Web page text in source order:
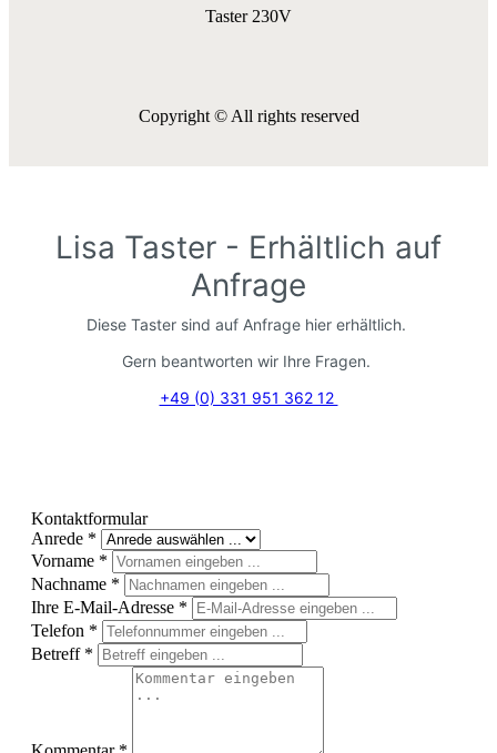
Taster 230V
Copyright © All rights reserved
Lisa Taster - Erhältlich auf
Anfrage
Diese Taster sind auf Anfrage hier erhältlich.
Gern beantworten wir Ihre Fragen.
+49 (0) 331 951 362 12
Kontaktformular
Anrede *
Vorname *
Nachname *
Ihre E-Mail-Adresse *
Telefon *
Betreff *